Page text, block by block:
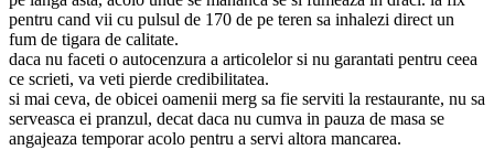
pentru cand vii cu pulsul de 170 de pe teren sa inhalezi direct un
fum de tigara de calitate.
daca nu faceti o autocenzura a articolelor si nu garantati pentru ceea
ce scrieti, va veti pierde credibilitatea.
si mai ceva, de obicei oamenii merg sa fie serviti la restaurante, nu sa
serveasca ei pranzul, decat daca nu cumva in pauza de masa se
angajeaza temporar acolo pentru a servi altora mancarea.